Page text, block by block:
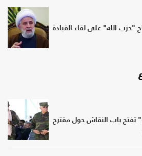
"حزب الله" على لقاء القيادة
تفتح باب النقاش حول مقترح